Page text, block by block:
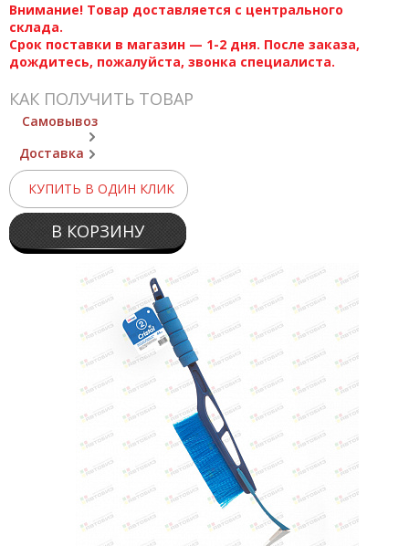
Внимание! Товар доставляется с центрального
склада.
Срок поставки в магазин — 1-2 дня. После заказа,
дождитесь, пожалуйста, звонка специалиста.
КАК ПОЛУЧИТЬ ТОВАР
Самовывоз
Доставка
КУПИТЬ В ОДИН КЛИК
В КОРЗИНУ